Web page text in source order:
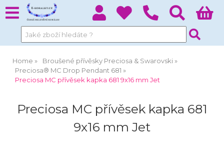
Home
Broušené přívěsky Preciosa & Swarovski
Preciosa® MC Drop Pendant 681
Preciosa MC přívěsek kapka 681 9x16 mm Jet
Preciosa MC přívěsek kapka 681
9x16 mm Jet